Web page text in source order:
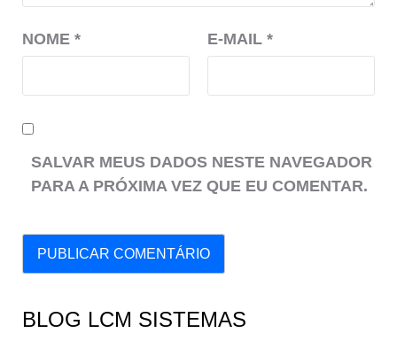
NOME * E-MAIL *
SALVAR MEUS DADOS NESTE NAVEGADOR
PARA A PRÓXIMA VEZ QUE EU COMENTAR.
BLOG LCM SISTEMAS